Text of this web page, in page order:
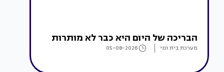
הבריכה של היום היא כבר לא מותרות
מערכת בית ונוי 05-08-2026